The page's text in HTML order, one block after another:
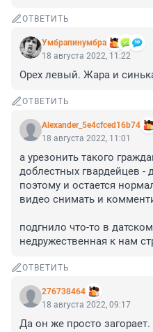
ОТВЕТИТЬ
Умбрапинумбра
18 августа 2022, 11:22
Орех левый. Жара и
ОТВЕТИТЬ
Alexander_5e4cfced16b74
18 августа 2022, 11:01
а урезонить такого
доблестных гвардейцев -
поэтому и остается
видео снимать и
подгнило что-то в
недружественная к нам
ОТВЕТИТЬ
276738464
18 августа 2022, 09:17
Да он же просто загорает.